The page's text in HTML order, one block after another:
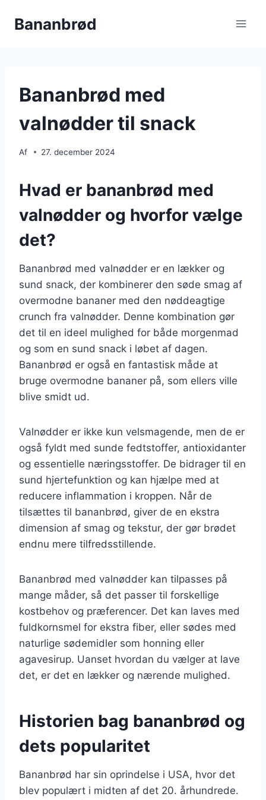
Bananbrød
Bananbrød med
valnødder til snack
Af 27. december 2024
Hvad er bananbrød med
valnødder og hvorfor vælge
det?
Bananbrød med valnødder er en lækker og
sund snack, der kombinerer den søde smag af
overmodne bananer med den nøddeagtige
crunch fra valnødder. Denne kombination gør
det til en ideel mulighed for både morgenmad
og som en sund snack i løbet af dagen.
Bananbrød er også en fantastisk måde at
bruge overmodne bananer på, som ellers ville
blive smidt ud.
Valnødder er ikke kun velsmagende, men de er
også fyldt med sunde fedtstoffer, antioxidanter
og essentielle næringsstoffer. De bidrager til en
sund hjertefunktion og kan hjælpe med at
reducere inflammation i kroppen. Når de
tilsættes til bananbrød, giver de en ekstra
dimension af smag og tekstur, der gør brødet
endnu mere tilfredsstillende.
Bananbrød med valnødder kan tilpasses på
mange måder, så det passer til forskellige
kostbehov og præferencer. Det kan laves med
fuldkornsmel for ekstra fiber, eller sødes med
naturlige sødemidler som honning eller
agavesirup. Uanset hvordan du vælger at lave
det, er det en lækker og nærende mulighed.
Historien bag bananbrød og
dets popularitet
Bananbrød har sin oprindelse i USA, hvor det
blev populært i midten af det 20. århundrede.